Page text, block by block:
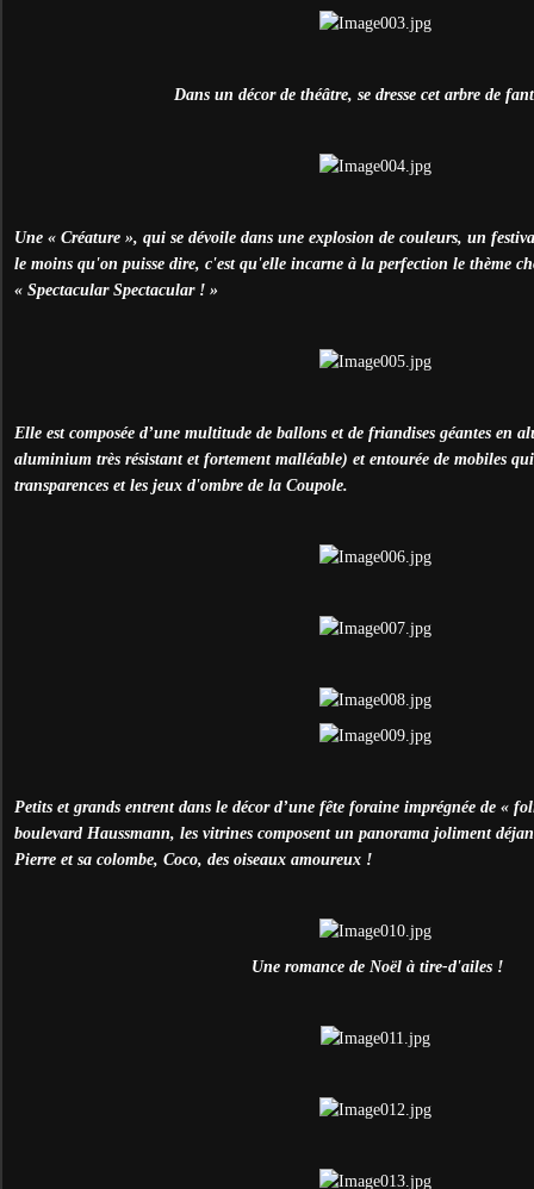
Dans un décor de théâtre, se dresse cet arbre de
Une « Créature », qui se dévoile dans une explosion de couleurs, un
le moins qu'on puisse dire, c'est qu'elle incarne à la perfection le thème
« Spectacular Spectacular ! »
Elle est composée d’une multitude de ballons et de friandises géantes en
aluminium très résistant et fortement malléable) et entourée de mobiles
transparences et les jeux d'ombre de la Coupole.
Petits et grands entrent dans le décor d’une fête foraine imprégnée de «
boulevard Haussmann, les vitrines composent un panorama joliment
Pierre et sa colombe, Coco, des oiseaux amoureux !
Une romance de Noël à tire-d'ailes !